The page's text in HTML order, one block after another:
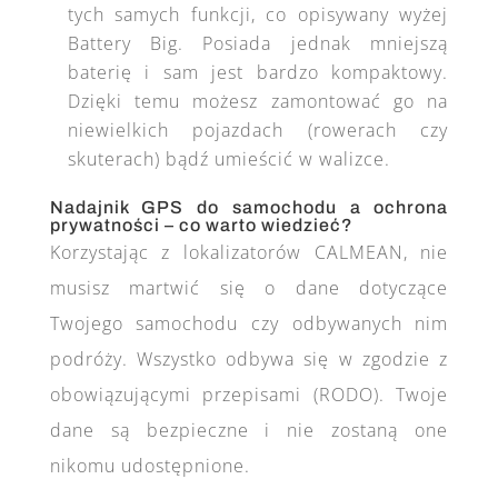
tych samych funkcji, co opisywany wyżej
Battery Big. Posiada jednak mniejszą
baterię i sam jest bardzo kompaktowy.
Dzięki temu możesz zamontować go na
niewielkich pojazdach (rowerach czy
skuterach) bądź umieścić w walizce.
Nadajnik GPS do samochodu a ochrona
prywatności – co warto wiedzieć?
Korzystając z lokalizatorów CALMEAN, nie
musisz martwić się o dane dotyczące
Twojego samochodu czy odbywanych nim
podróży. Wszystko odbywa się w zgodzie z
obowiązującymi przepisami (RODO). Twoje
dane są bezpieczne i nie zostaną one
nikomu udostępnione.